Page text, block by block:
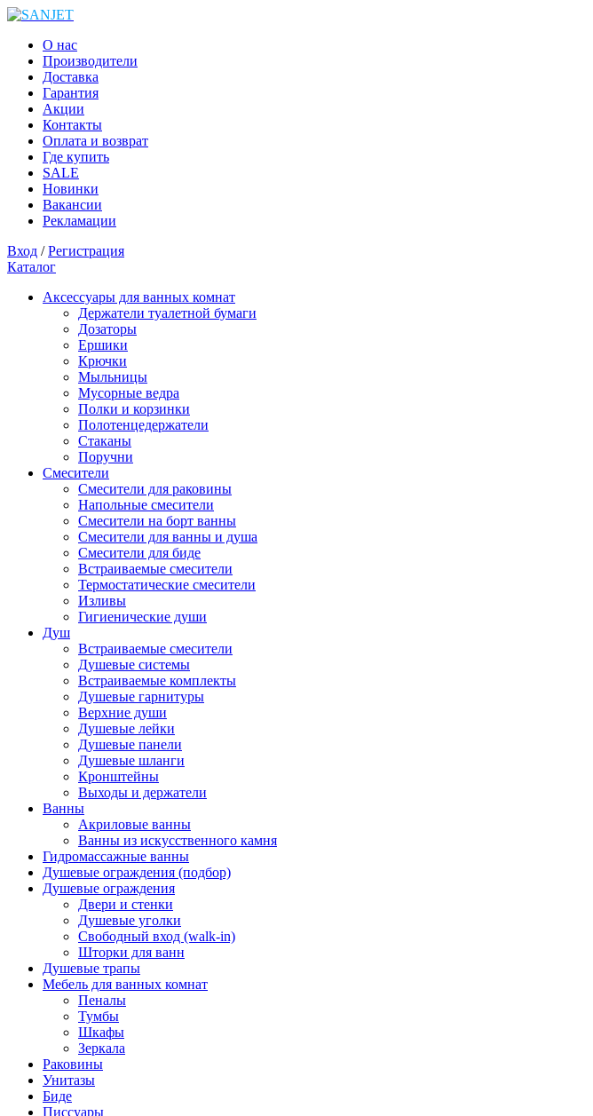
О нас
Производители
Доставка
Гарантия
Акции
Контакты
Оплата и возврат
Где купить
SALE
Новинки
Вакансии
Рекламации
Вход /Регистрация
Каталог
Аксессуары для ванных комнат
Держатели туалетной бумаги
Дозаторы
Ершики
Крючки
Мыльницы
Мусорные ведра
Полки и корзинки
Полотенцедержатели
Стаканы
Поручни
Смесители
Смесители для раковины
Напольные смесители
Смесители на борт ванны
Смесители для ванны и душа
Смесители для биде
Встраиваемые смесители
Термостатические смесители
Изливы
Гигиенические души
Душ
Встраиваемые смесители
Душевые системы
Встраиваемые комплекты
Душевые гарнитуры
Верхние души
Душевые лейки
Душевые панели
Душевые шланги
Кронштейны
Выходы и держатели
Ванны
Акриловые ванны
Ванны из искусственного камня
Гидромассажные ванны
Душевые ограждения (подбор)
Душевые ограждения
Двери и стенки
Душевые уголки
Свободный вход (walk-in)
Шторки для ванн
Душевые трапы
Мебель для ванных комнат
Пеналы
Тумбы
Шкафы
Зеркала
Раковины
Унитазы
Биде
Писсуары